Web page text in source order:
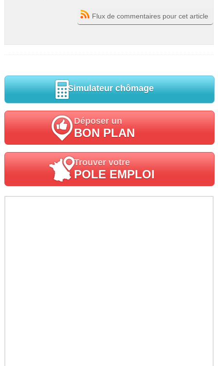
Flux de commentaires pour cet article
Simulateur chômage
Déposer un
BON PLAN
Trouver votre
POLE EMPLOI